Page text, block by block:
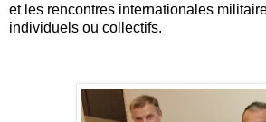
et les rencontres internationales
individuels ou collectifs.